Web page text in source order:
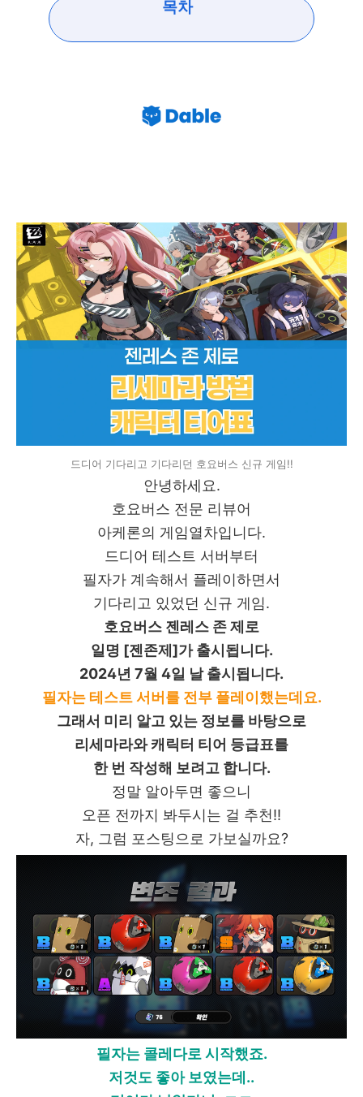
목차
드디어 기다리고 기다리던 호요버스 신규 게임!!
안녕하세요.
호요버스 전문 리뷰어
아케론의 게임열차입니다.
드디어 테스트 서버부터
필자가 계속해서 플레이하면서
기다리고 있었던 신규 게임.
호요버스 젠레스 존 제로
일명 [젠존제]가 출시됩니다.
2024년 7월 4일 날 출시됩니다.
필자는 테스트 서버를 전부 플레이했는데요.
그래서 미리 알고 있는 정보를 바탕으로
리세마라와 캐릭터 티어 등급표를
한 번 작성해 보려고 합니다.
정말 알아두면 좋으니
오픈 전까지 봐두시는 걸 추천!!
자, 그럼 포스팅으로 가보실까요?
필자는 콜레다로 시작했죠.
저것도 좋아 보였는데..